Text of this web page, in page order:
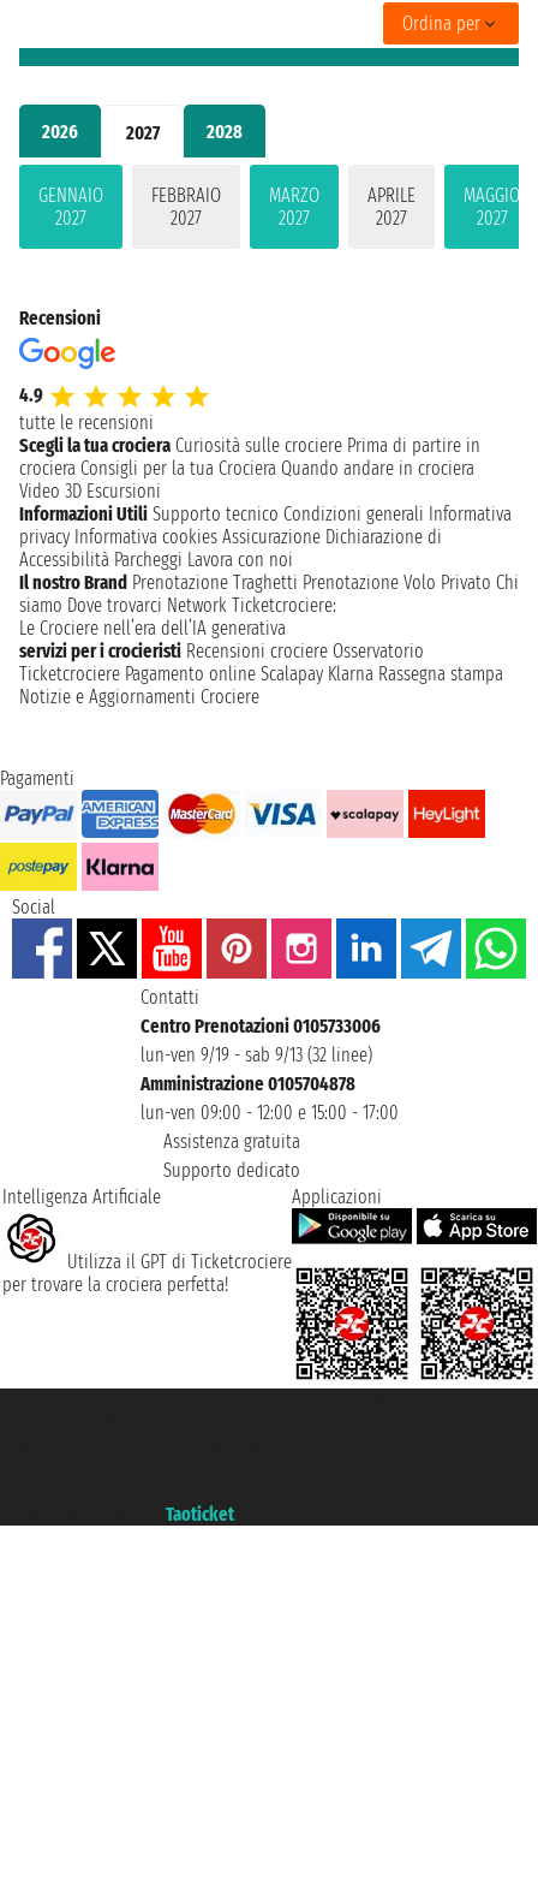
2026 2027 2028
GENNAIO
2027
FEBBRAIO
2027
MARZO
2027
APRILE
2027
MAGGIO
2027
Ordina per
Recensioni
4.9
tutte le recensioni
Scegli la tua crociera Curiosità sulle crociere Prima di partire in
crociera Consigli per la tua Crociera Quando andare in crociera
Video 3D Escursioni
Informazioni Utili Supporto tecnico Condizioni generali Informativa
privacy Informativa cookies Assicurazione Dichiarazione di
Accessibilità Parcheggi Lavora con noi
Il nostro Brand Prenotazione Traghetti Prenotazione Volo Privato Chi
siamo Dove trovarci Network Ticketcrociere:
Le Crociere nell’era dell’IA generativa
servizi per i crocieristi Recensioni crociere Osservatorio
Ticketcrociere Pagamento online Scalapay Klarna Rassegna stampa
Notizie e Aggiornamenti Crociere
Pagamenti
Social
Contatti
Centro Prenotazioni 0105733006
lun-ven 9/19 - sab 9/13 (32 linee)
Amministrazione 0105704878
lun-ven 09:00 - 12:00 e 15:00 - 17:00
Assistenza gratuita
Supporto dedicato
Intelligenza Artificiale
Utilizza il GPT di Ticketcrociere
per trovare la crociera perfetta!
Applicazioni
Taoticket